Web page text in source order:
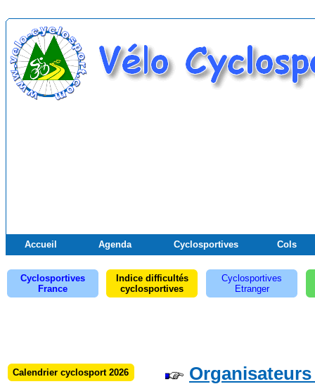
Accueil Agenda Cyclosportives Cols
Cyclosportives
France
Indice difficultés
cyclosportives
Cyclosportives
Etranger
Calendrier cyclosport 2026